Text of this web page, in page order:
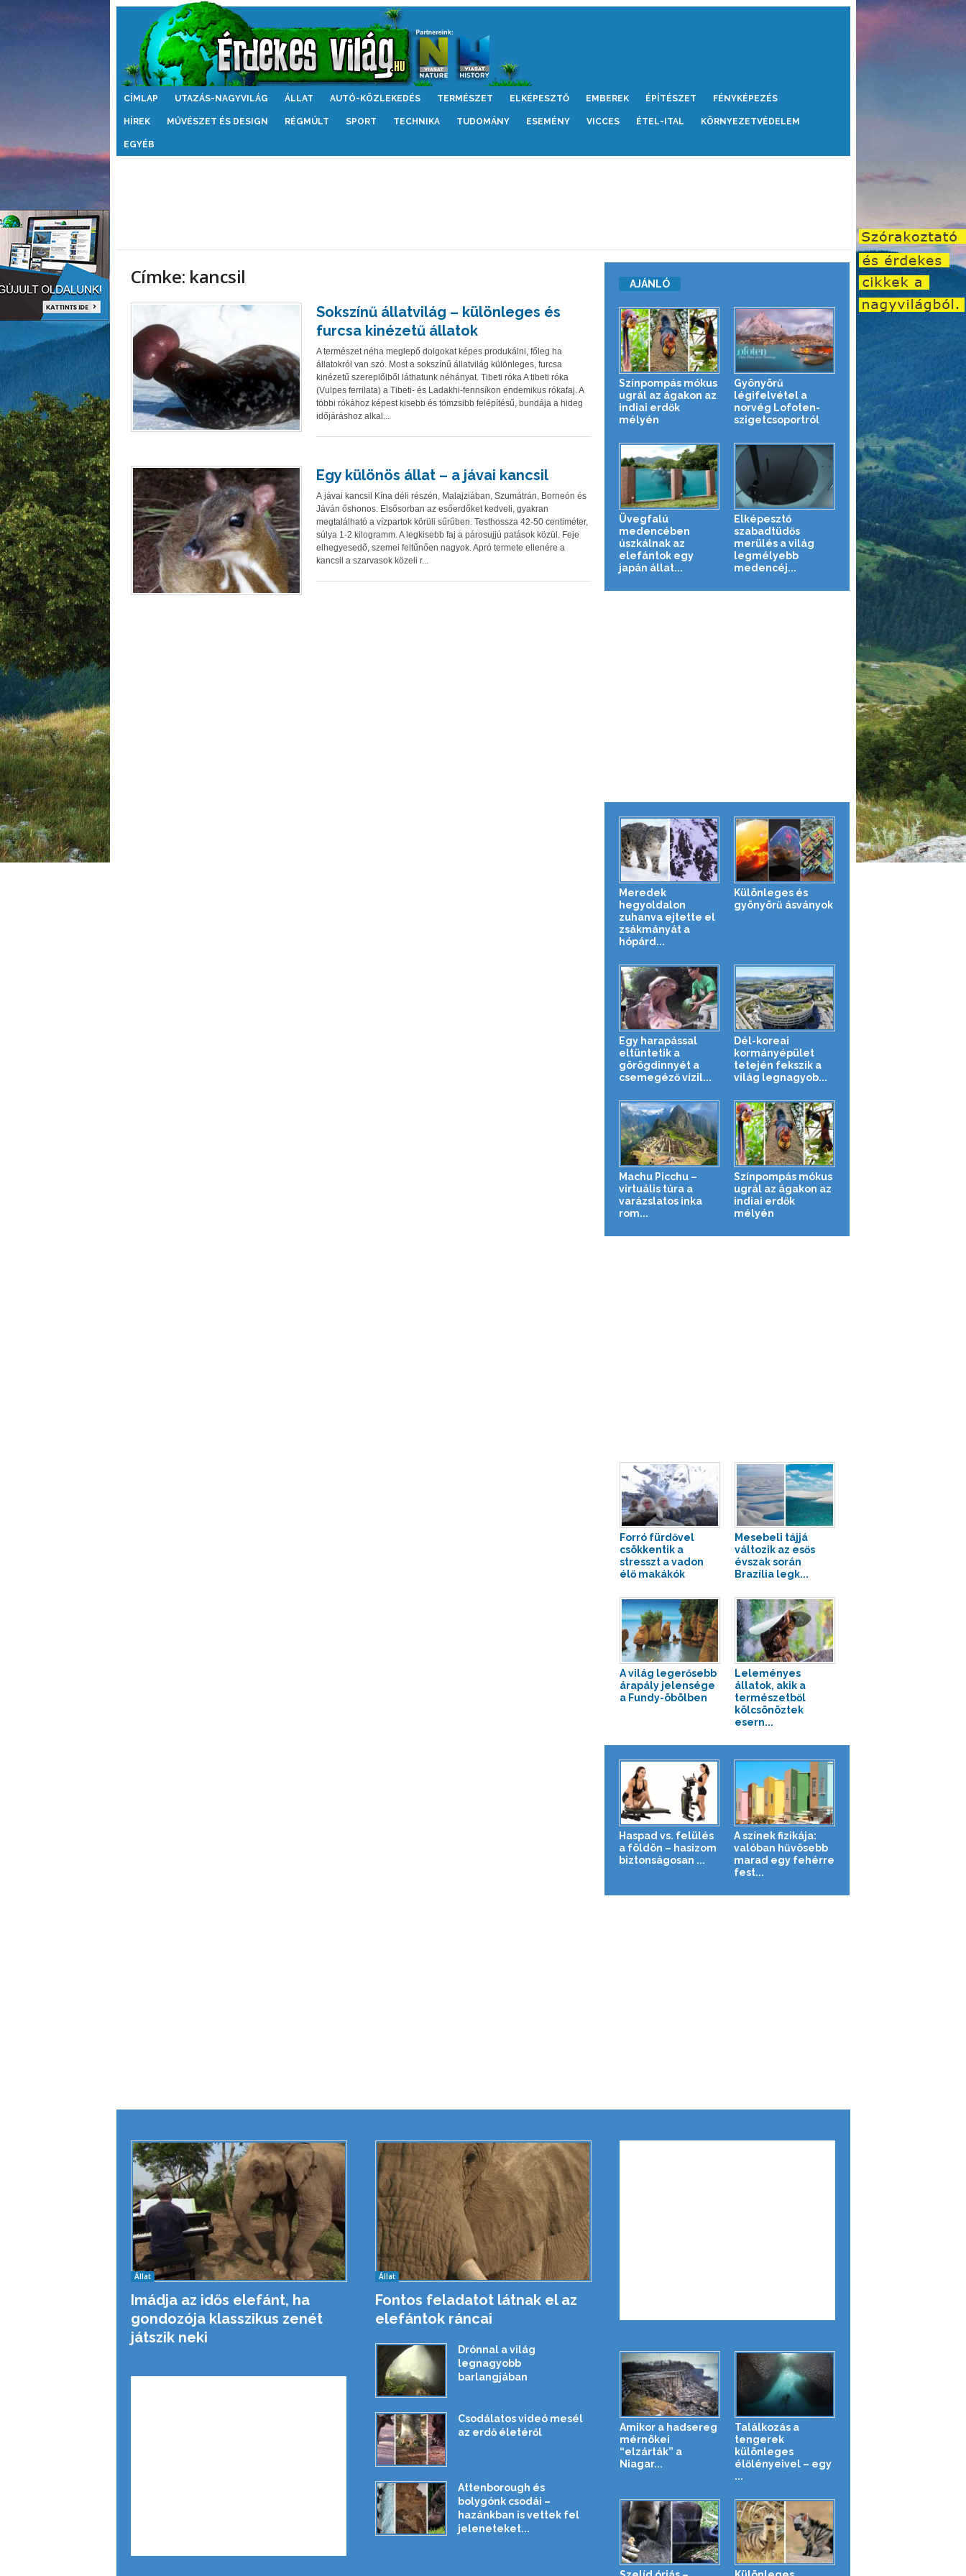
Érdekes
CÍMLAP UTAZÁS-NAGYVILÁG ÁLLAT AUTÓ-KÖZLEKEDÉS TERMÉSZET ELKÉPESZTŐ EMBEREK ÉPÍTÉSZET FÉNYKÉPEZÉS
HÍREK MŰVÉSZET ÉS DESIGN RÉGMÚLT SPORT TECHNIKA TUDOMÁNY ESEMÉNY VICCES ÉTEL-ITAL KÖRNYEZETVÉDELEM
EGYÉB
Címke: kancsil
Sokszínű állatvilág – különleges és
furcsa kinézetű állatok
A természet néha meglepő dolgokat képes produkálni, főleg ha
állatokról van szó. Most a sokszínű állatvilág különleges, furcsa
kinézetű szereplőiből láthatunk néhányat. Tibeti róka A tibeti róka
(Vulpes ferrilata) a Tibeti- és Ladakhi-fennsíkon endemikus rókafaj. A
többi rókához képest kisebb és tömzsibb felépítésű, bundája a hideg
időjáráshoz alkal...
Egy különös állat – a jávai kancsil
A jávai kancsil Kína déli részén, Malajziában, Szumátrán, Borneón és
Jáván őshonos. Elsősorban az esőerdőket kedveli, gyakran
megtalálható a vízpartok körüli sűrűben. Testhossza 42-50 centiméter,
súlya 1-2 kilogramm. A legkisebb faj a párosujjú patások közül. Feje
elhegyesedő, szemei feltűnően nagyok. Apró termete ellenére a
kancsil a szarvasok közeli r...
AJÁNLÓ
Színpompás mókus
ugrál az ágakon az
indiai erdők
mélyén
Gyönyörű
légifelvétel a
norvég Lofoten-
szigetcsoportról
Üvegfalú
medencében
úszkálnak az
elefántok egy
japán állat...
Elképesztő
szabadtüdős
merülés a világ
legmélyebb
medencéj...
Meredek
hegyoldalon
zuhanva ejtette el
zsákmányát a
hópárd...
Különleges és
gyönyörű ásványok
Egy harapással
eltüntetik a
görögdinnyét a
csemegéző vízil...
Dél-koreai
kormányépület
tetején fekszik a
világ legnagyob...
Machu Picchu –
virtuális túra a
varázslatos inka
rom...
Színpompás mókus
ugrál az ágakon az
indiai erdők
mélyén
Forró fürdővel
csökkentik a
stresszt a vadon
élő makákók
Mesebeli tájjá
változik az esős
évszak során
Brazília legk...
A világ legerősebb
árapály jelensége
a Fundy-öbölben
Leleményes
állatok, akik a
természetből
kölcsönöztek
esern...
Haspad vs. felülés
a földön – hasizom
biztonságosan ...
A színek fizikája:
valóban hűvösebb
marad egy fehérre
fest...
Állat
Imádja az idős elefánt, ha
gondozója klasszikus zenét
játszik neki
Állat
Fontos feladatot látnak el az
elefántok ráncai
Drónnal a világ
legnagyobb
barlangjában
Csodálatos videó mesél
az erdő életéről
Attenborough és
bolygónk csodái –
hazánkban is vettek fel
jeleneteket...
Amikor a hadsereg
mérnökei
“elzárták” a
Niagar...
Találkozás a
tengerek
különleges
élőlényeivel – egy
...